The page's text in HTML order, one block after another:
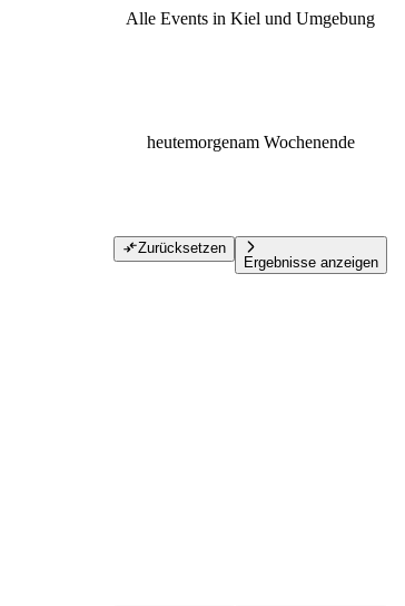
Alle Events in Kiel und Umgebung
heutemorgenam Wochenende
Zurücksetzen
Ergebnisse anzeigen